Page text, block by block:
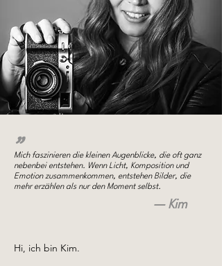
„
Mich faszinieren die kleinen Augenblicke, die oft ganz
nebenbei entstehen. Wenn Licht, Komposition und
Emotion zusammenkommen, entstehen Bilder, die
mehr erzählen als nur den Moment selbst.
— Kim
Hi, ich bin Kim.